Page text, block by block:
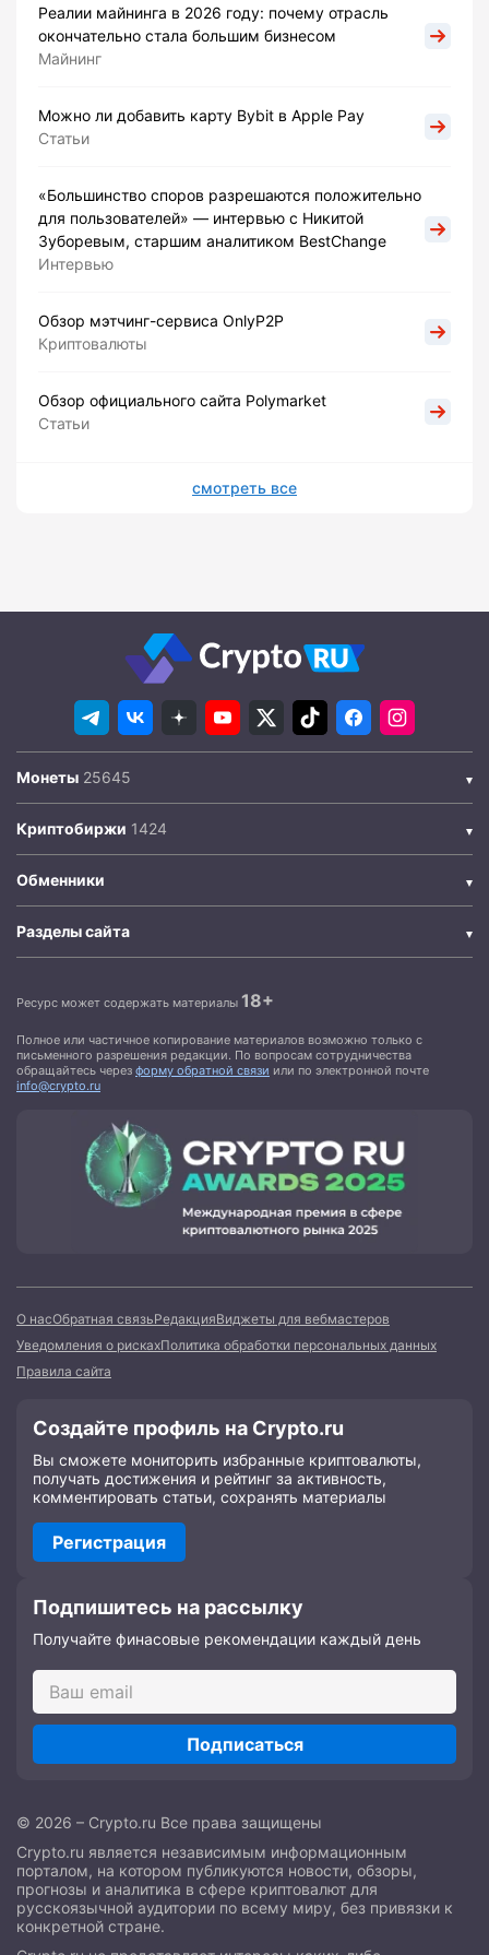
Реалии майнинга в 2026 году: почему отрасль
окончательно стала большим бизнесом
Майнинг
Можно ли добавить карту Bybit в Apple Pay
Статьи
«Большинство споров разрешаются положительно
для пользователей» — интервью с Никитой
Зуборевым, старшим аналитиком BestChange
Интервью
Обзор мэтчинг-сервиса OnlyP2P
Криптовалюты
Обзор официального сайта Polymarket
Статьи
смотреть все
Монеты
Криптобиржи
Обменники
Разделы сайта
Ресурс может содержать материалы 18+
Полное или частичное копирование материалов возможно только с
письменного разрешения редакции. По вопросам сотрудничества
обращайтесь через форму обратной связи или по электронной почте
info@crypto.ru
О насОбратная связьРедакцияВиджеты для вебмастеров
Уведомления о рискахПолитика обработки персональных данных
Правила сайта
Создайте профиль на Crypto.ru
Вы сможете мониторить избранные криптовалюты,
получать достижения и рейтинг за активность,
комментировать статьи, сохранять материалы
Регистрация
Подпишитесь на рассылку
Получайте финасовые рекомендации каждый день
Подписаться
© 2026 – Crypto.ru Все права защищены
Crypto.ru является независимым информационным
порталом, на котором публикуются новости, обзоры,
прогнозы и аналитика в сфере криптовалют для
русскоязычной аудитории по всему миру, без привязки к
конкретной стране.